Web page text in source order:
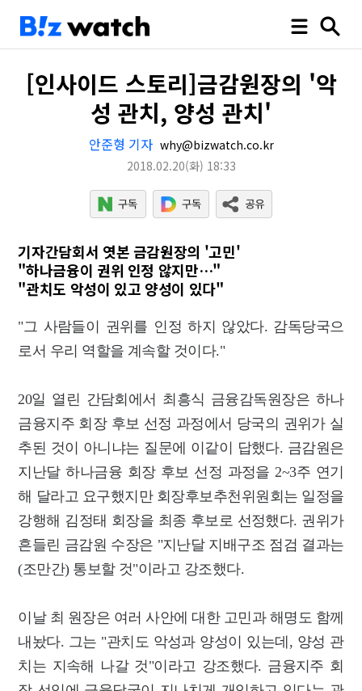
[인사이드 스토리]금감원장의 '악
성 관치, 양성 관치'
안준형 기자 why@bizwatch.co.kr
2018.02.20(화) 18:33
기자간담회서 엿본 금감원장의 '고민'
"하나금융이 권위 인정 않지만…"
"관치도 악성이 있고 양성이 있다"
"그 사람들이 권위를 인정 하지 않았다. 감독당국으
로서 우리 역할을 계속할 것이다."
20일 열린 간담회에서 최흥식 금융감독원장은 하나
금융지주 회장 후보 선정 과정에서 당국의 권위가 실
추된 것이 아니냐는 질문에 이같이 답했다. 금감원은
지난달 하나금융 회장 후보 선정 과정을 2~3주 연기
해 달라고 요구했지만 회장후보추천위원회는 일정을
강행해 김정태 회장을 최종 후보로 선정했다. 권위가
흔들린 금감원 수장은 "지난달 지배구조 점검 결과는
(조만간) 통보할 것"이라고 강조했다.
이날 최 원장은 여러 사안에 대한 고민과 해명도 함께
내놨다. 그는 "관치도 악성과 양성이 있는데, 양성 관
치는 지속해 나갈 것"이라고 강조했다. 금융지주 회